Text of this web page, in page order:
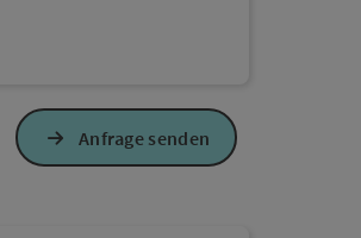
Anfrage senden